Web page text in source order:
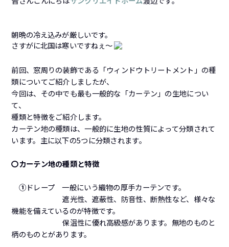
朝晩の冷え込みが厳しいです。
さすがに北国は寒いですねぇ～
前回、窓周りの装飾である「ウィンドウトリートメント」の種
類についてご紹介しましたが、
今回は、その中でも最も一般的な「カーテン」の生地につい
て、
種類と特徴をご紹介します。
カーテン地の種類は、一般的に生地の性質によって分類されて
います。主に以下の5つに分類されます。
〇カーテン地の種類と特徴
①ドレープ 一般にいう織物の厚手カーテンです。
遮光性、遮蔽性、防音性、断熱性など、様々な
機能を備えているのが特徴です。
保温性に優れ高級感があります。無地のものと
柄のものとがあります。